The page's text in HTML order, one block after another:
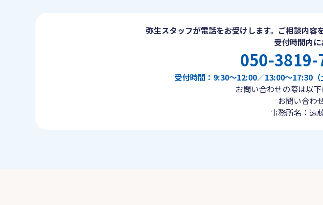
弥生スタッフが電話をお受けします。ご相談内容
受付時間内に
050-3819-
受付時間：9:30〜12:00／13:00〜17:30（
お問い合わせの際は以
お問い合わ
事務所名：遠